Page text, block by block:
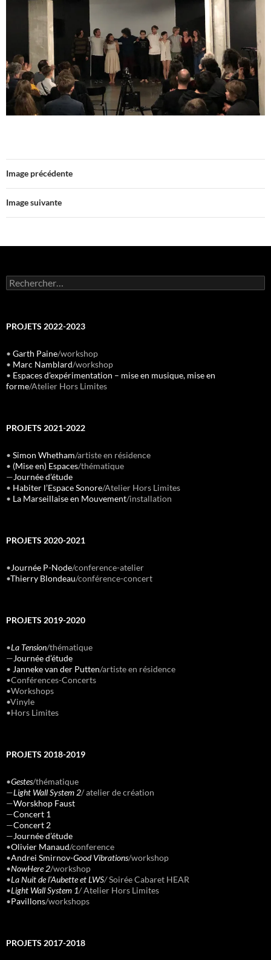
Image précédente
Image suivante
Rechercher :
PROJETS 2022-2023
• Garth Paine/workshop
• Marc Namblard/workshop
• Espaces d’expérimentation – mise en musique, mise en
forme/Atelier Hors Limites
PROJETS 2021-2022
• Simon Whetham/artiste en résidence
• (Mise en) Espaces/thématique
—Journée d’étude
• Habiter l’Espace Sonore/Atelier Hors Limites
• La Marseillaise en Mouvement/installation
PROJETS 2020-2021
•Journée P-Node/conference-atelier
•Thierry Blondeau/conférence-concert
PROJETS 2019-2020
•La Tension/thématique
—Journée d’étude
• Janneke van der Putten/artiste en résidence
•Conférences-Concerts
•Workshops
•Vinyle
•Hors Limites
PROJETS 2018-2019
•Gestes/thématique
—Light Wall System 2/ atelier de création
—Worskhop Faust
—Concert 1
—Concert 2
—Journée d’étude
•Olivier Manaud/conference
•Andrei Smirnov-Good Vibrations/workshop
•NowHere 2/workshop
•La Nuit de l’Aubette et LWS/Soirée Cabaret HEAR
•Light Wall System 1/Atelier Hors Limites
•Pavillons/workshops
PROJETS 2017-2018